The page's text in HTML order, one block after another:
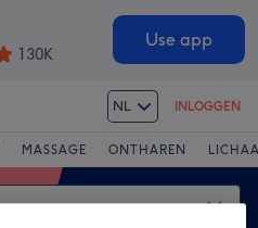
130K
Use app
NL INLOGGEN
MASSAGE ONTHAREN